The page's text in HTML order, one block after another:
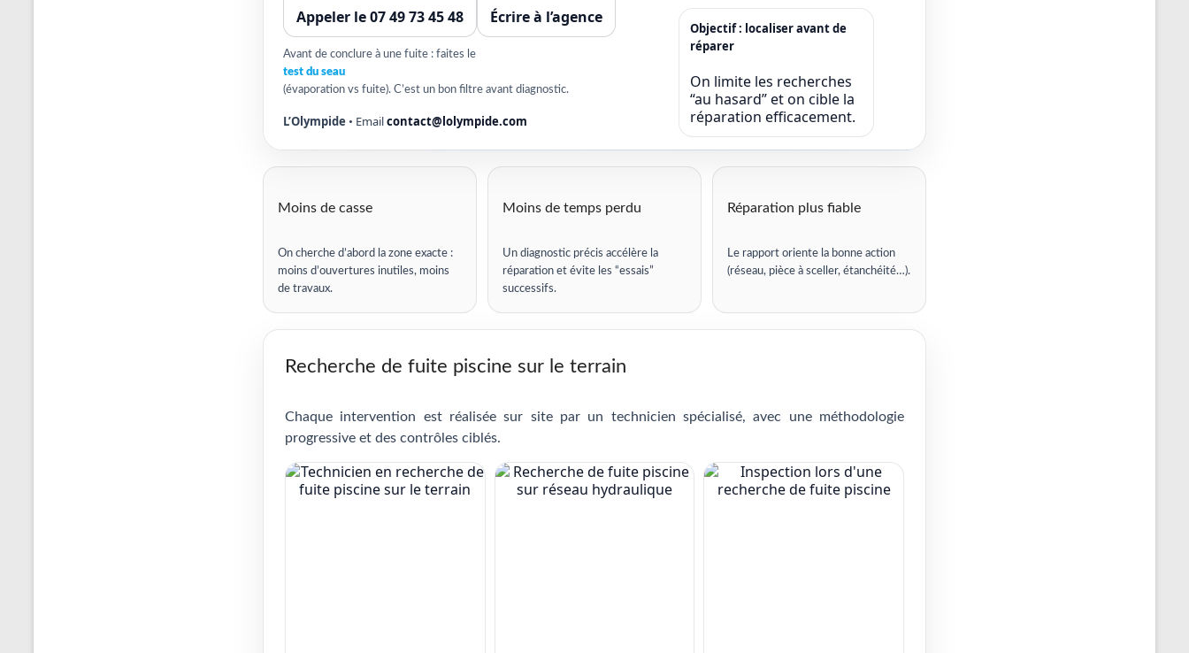
Appeler le 07 49 73 45 48 Écrire à l’agence
Avant de conclure à une fuite : faites le
test du seau
(évaporation vs fuite). C’est un bon filtre avant diagnostic.
L’Olympide • Emailcontact@lolympide.com
Objectif : localiser avant de
réparer
On limite les recherches
“au hasard” et on cible la
réparation efficacement.
Moins de casse
On cherche d’abord la zone exacte :
moins d’ouvertures inutiles, moins
de travaux.
Moins de temps perdu
Un diagnostic précis accélère la
réparation et évite les “essais”
successifs.
Réparation plus fiable
Le rapport oriente la bonne action
(réseau, pièce à sceller, étanchéité…).
Recherche de fuite piscine sur le terrain
Chaque intervention est réalisée sur site par un technicien spécialisé, avec une méthodologie
progressive et des contrôles ciblés.